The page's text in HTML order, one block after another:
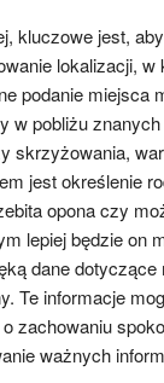
kluczowe jest,
lokalizacji, w
podanie miejsca
w pobliżu
skrzyżowania,
jest określenie
opona czy
lepiej będzie on
dane dotyczące
Te informacje
zachowaniu
ważnych